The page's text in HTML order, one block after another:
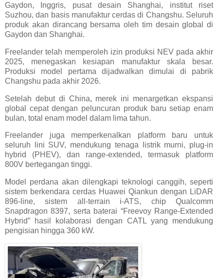
Gaydon, Inggris, pusat desain Shanghai, institut riset
Suzhou, dan basis manufaktur cerdas di Changshu. Seluruh
produk akan dirancang bersama oleh tim desain global di
Gaydon dan Shanghai.
Freelander telah memperoleh izin produksi NEV pada akhir
2025, menegaskan kesiapan manufaktur skala besar.
Produksi model pertama dijadwalkan dimulai di pabrik
Changshu pada akhir 2026.
Setelah debut di China, merek ini menargetkan ekspansi
global cepat dengan peluncuran produk baru setiap enam
bulan, total enam model dalam lima tahun.
Freelander juga memperkenalkan platform baru untuk
seluruh lini SUV, mendukung tenaga listrik murni, plug-in
hybrid (PHEV), dan range-extended, termasuk platform
800V bertegangan tinggi.
Model perdana akan dilengkapi teknologi canggih, seperti
sistem berkendara cerdas Huawei Qiankun dengan LiDAR
896-line, sistem all-terrain i-ATS, chip Qualcomm
Snapdragon 8397, serta baterai “Freevoy Range-Extended
Hybrid” hasil kolaborasi dengan CATL yang mendukung
pengisian hingga 360 kW.